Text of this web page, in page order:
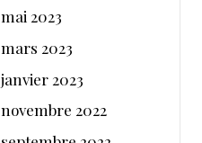
mai 2023
mars 2023
janvier 2023
novembre 2022